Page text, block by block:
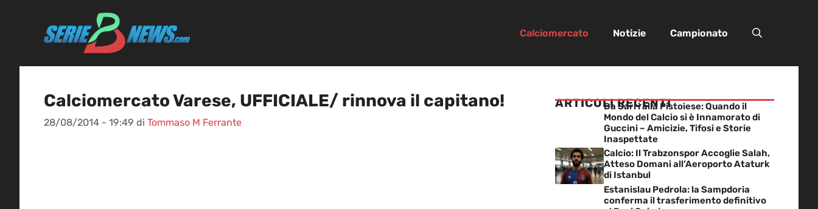
Calciomercato Notizie Campionato
Calciomercato Varese, UFFICIALE/ rinnova il capitano!
28/08/2014 - 19:49 di Tommaso M Ferrante
ARTICOLI RECENTI
Da Sarri alla Pistoiese: Quando il
Mondo del Calcio si è Innamorato di
Guccini – Amicizie, Tifosi e Storie
Inaspettate
Calcio: Il Trabzonspor Accoglie Salah,
Atteso Domani all’Aeroporto Ataturk
di Istanbul
Estanislau Pedrola: la Sampdoria
conferma il trasferimento definitivo